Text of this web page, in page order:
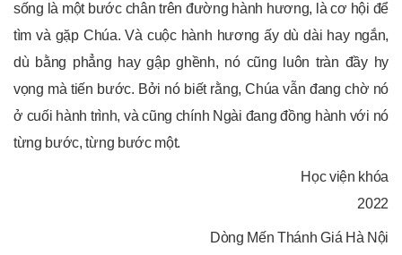
sống là một bước chân trên đường hành hương, là cơ hội để
tìm và gặp Chúa. Và cuộc hành hương ấy dù dài hay ngắn,
dù bằng phẳng hay gập ghềnh, nó cũng luôn tràn đầy hy
vọng mà tiến bước. Bởi nó biết rằng, Chúa vẫn đang chờ nó
ở cuối hành trình, và cũng chính Ngài đang đồng hành với nó
từng bước, từng bước một.
Học viện khóa
2022
Dòng Mến Thánh Giá Hà Nội